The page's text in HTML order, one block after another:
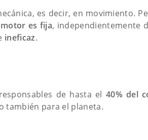
es decir, en movimiento.
es fija, independientemente
ineficaz.
de hasta el 40% del
también para el planeta.